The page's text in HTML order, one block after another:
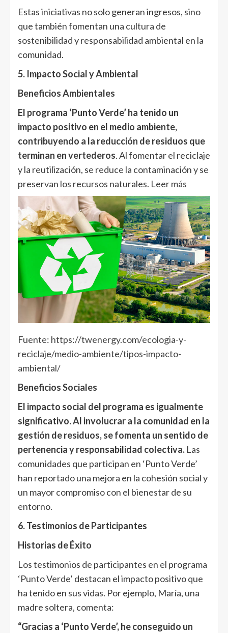
Estas iniciativas no solo generan ingresos, sino
que también fomentan una cultura de
sostenibilidad y responsabilidad ambiental en la
comunidad.
5. Impacto Social y Ambiental
Beneficios Ambientales
El programa ‘Punto Verde’ ha tenido un
impacto positivo en el medio ambiente,
contribuyendo a la reducción de residuos que
terminan en vertederos. Al fomentar el reciclaje
y la reutilización, se reduce la contaminación y se
preservan los recursos naturales. Leer más
Fuente: https://twenergy.com/ecologia-y-
reciclaje/medio-ambiente/tipos-impacto-
ambiental/
Beneficios Sociales
El impacto social del programa es igualmente
significativo. Al involucrar a la comunidad en la
gestión de residuos, se fomenta un sentido de
pertenencia y responsabilidad colectiva. Las
comunidades que participan en ‘Punto Verde’
han reportado una mejora en la cohesión social y
un mayor compromiso con el bienestar de su
entorno.
6. Testimonios de Participantes
Historias de Éxito
Los testimonios de participantes en el programa
‘Punto Verde’ destacan el impacto positivo que
ha tenido en sus vidas. Por ejemplo, María, una
madre soltera, comenta:
“Gracias a ‘Punto Verde’, he conseguido un